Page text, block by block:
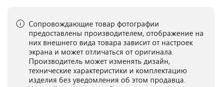
Сопровождающие товар фотографии
предоставлены производителем, отображение на
них внешнего вида товара зависит от настроек
экрана и может отличаться от оригинала.
Производитель может изменять дизайн,
технические характеристики и комплектацию
изделия без уведомления об этом продавца.